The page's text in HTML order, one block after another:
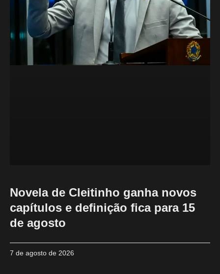
Novela de Cleitinho ganha novos
capítulos e definição fica para 15
de agosto
7 de agosto de 2026